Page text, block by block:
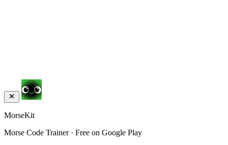
MorseKit
Morse Code Trainer · Free on Google Play